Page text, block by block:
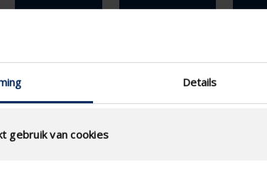
Details
gebruik van cookies